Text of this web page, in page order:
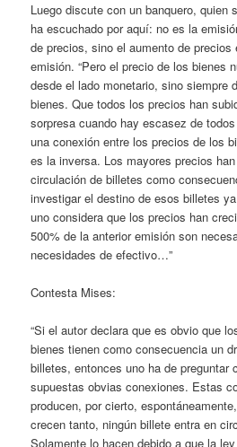
Luego discute con un banquero, quien
ha escuchado por aquí: no es la
de precios, sino el aumento de
emisión. “Pero el precio de los bienes
desde el lado monetario, sino siempre
bienes. Que todos los precios han
sorpresa cuando hay escasez de
una conexión entre los precios de los
es la inversa. Los mayores precios
circulación de billetes como
investigar el destino de esos billetes
uno considera que los precios han
500% de la anterior emisión son
necesidades de efectivo…”
Contesta Mises:
“Si el autor declara que es obvio que
bienes tienen como consecuencia un
billetes, entonces uno ha de preguntar
supuestas obvias conexiones. Estas
producen, por cierto,
crecen tanto, ningún billete entra en
Solamente lo hacen debido a que la